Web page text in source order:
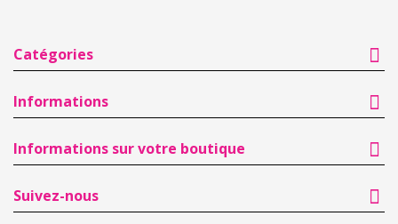
Catégories
Informations
Informations sur votre boutique
Suivez-nous